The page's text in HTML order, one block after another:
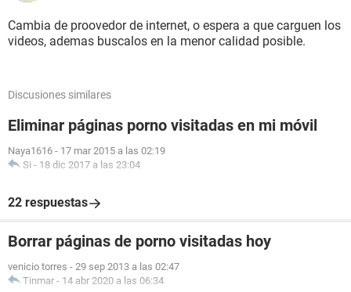
Cambia de proovedor de internet, o espera a que carguen los
videos, ademas buscalos en la menor calidad posible.
Discusiones similares
Eliminar páginas porno visitadas en mi móvil
Naya1616 - 17 mar 2015 a las 02:19
Si - 18 dic 2017 a las 23:04
22 respuestas
Borrar páginas de porno visitadas hoy
venicio torres - 29 sep 2013 a las 02:47
Tinmar - 14 abr 2020 a las 06:34